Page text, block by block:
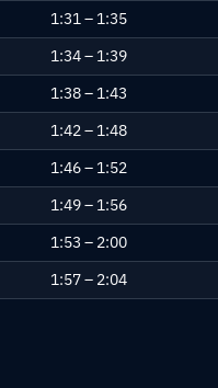
1:31 – 1:35
1:34 – 1:39
1:38 – 1:43
1:42 – 1:48
1:46 – 1:52
1:49 – 1:56
1:53 – 2:00
1:57 – 2:04